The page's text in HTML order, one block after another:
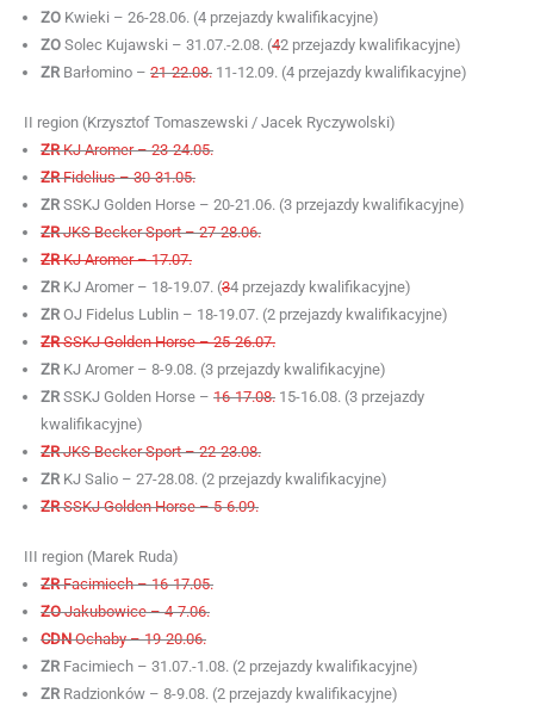
ZO Kwieki – 26-28.06. (4 przejazdy kwalifikacyjne)
ZO Solec Kujawski – 31.07.-2.08. (42 przejazdy kwalifikacyjne)
ZR Barłomino –21-22.08. 11-12.09. (4 przejazdy kwalifikacyjne)
II region (Krzysztof Tomaszewski / Jacek Ryczywolski)
ZRKJ Aromer – 23-24.05.
ZRFidelius – 30-31.05.
ZRSSKJ Golden Horse – 20-21.06. (3 przejazdy kwalifikacyjne)
ZRJKS Becker Sport – 27-28.06.
ZRKJ Aromer – 17.07.
ZRKJ Aromer – 18-19.07. (34 przejazdy kwalifikacyjne)
ZROJ Fidelus Lublin – 18-19.07. (2 przejazdy kwalifikacyjne)
ZRSSKJ Golden Horse – 25-26.07.
ZRKJ Aromer – 8-9.08. (3 przejazdy kwalifikacyjne)
ZRSSKJ Golden Horse –16-17.08. 15-16.08. (3 przejazdy
kwalifikacyjne)
ZRJKS Becker Sport – 22-23.08.
ZRKJ Salio – 27-28.08. (2 przejazdy kwalifikacyjne)
ZRSSKJ Golden Horse – 5-6.09.
III region (Marek Ruda)
ZRFacimiech – 16-17.05.
ZOJakubowice – 4-7.06.
CDNOchaby – 19-20.06.
ZRFacimiech – 31.07.-1.08. (2 przejazdy kwalifikacyjne)
ZRRadzionków – 8-9.08. (2 przejazdy kwalifikacyjne)